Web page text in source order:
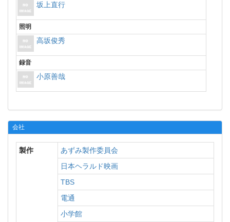
坂上直行
照明
高坂俊秀
録音
小原善哉
会社
製作
あずみ製作委員会
日本ヘラルド映画
TBS
電通
小学館